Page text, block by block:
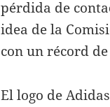
pérdida de
idea de la
con un récord
El logo de